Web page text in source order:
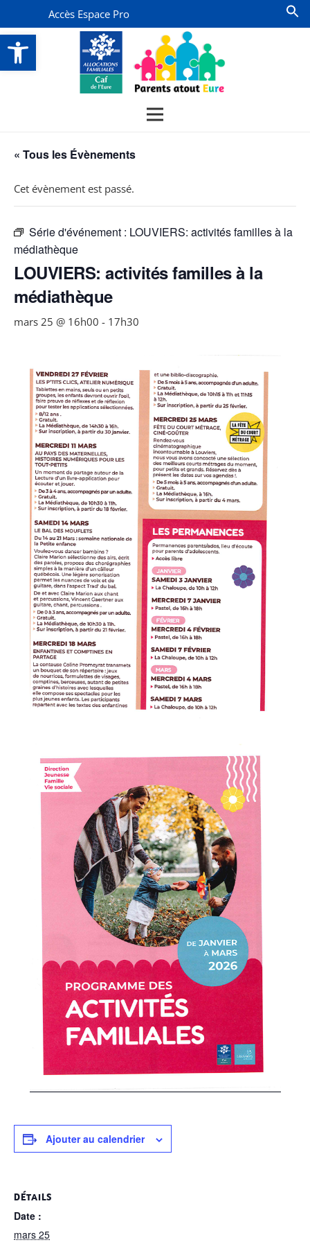
Ouvrir la barre d’outils
Accès Espace Pro
« Tous les Évènements
Cet évènement est passé.
Série d'événement : LOUVIERS: activités familles à la
médiathèque
LOUVIERS: activités familles à la
médiathèque
mars 25 @ 16h00 - 17h30
Ajouter au calendrier
DÉTAILS
Date :
mars 25